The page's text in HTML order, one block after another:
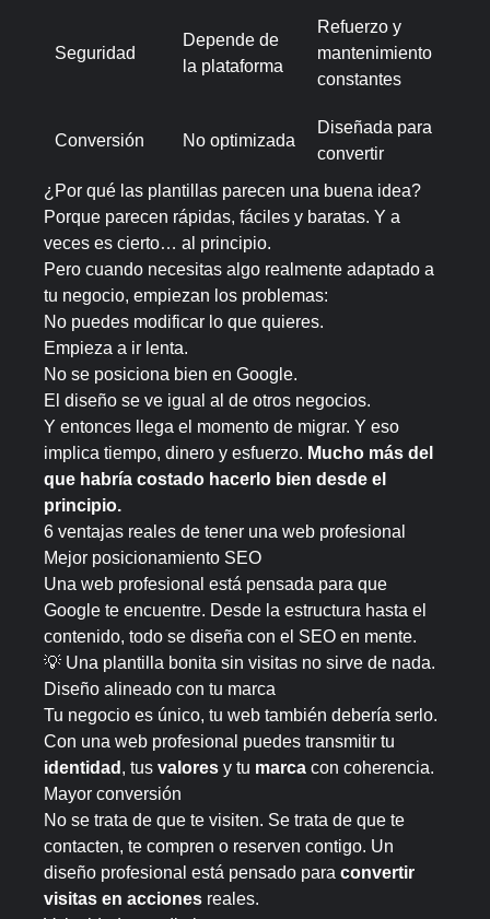
Seguridad
Depende de
la plataforma
Refuerzo y
mantenimiento
constantes
Conversión No optimizada
Diseñada para
convertir
¿Por qué las plantillas parecen una buena idea?
Porque parecen rápidas, fáciles y baratas. Y a
veces es cierto… al principio.
Pero cuando necesitas algo realmente adaptado a
tu negocio, empiezan los problemas:
No puedes modificar lo que quieres.
Empieza a ir lenta.
No se posiciona bien en Google.
El diseño se ve igual al de otros negocios.
Y entonces llega el momento de migrar. Y eso
implica tiempo, dinero y esfuerzo. Mucho más del
que habría costado hacerlo bien desde el
principio.
6 ventajas reales de tener una web profesional
Mejor posicionamiento SEO
Una web profesional está pensada para que
Google te encuentre. Desde la estructura hasta el
contenido, todo se diseña con el SEO en mente.
💡 Una plantilla bonita sin visitas no sirve de nada.
Diseño alineado con tu marca
Tu negocio es único, tu web también debería serlo.
Con una web profesional puedes transmitir tu
identidad , tus valores y tu marca con coherencia.
Mayor conversión
No se trata de que te visiten. Se trata de que te
contacten, te compren o reserven contigo. Un
diseño profesional está pensado para convertir
visitas en acciones reales.